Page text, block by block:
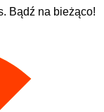
Bądź na bieżąco!